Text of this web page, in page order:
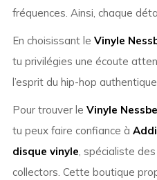
fréquences. Ainsi, chaque
En choisissant le Vinyle
tu privilégies une écoute
l’esprit du hip-hop
Pour trouver le Vinyle
tu peux faire confiance à
disque vinyle, spécialiste
collectors. Cette boutique